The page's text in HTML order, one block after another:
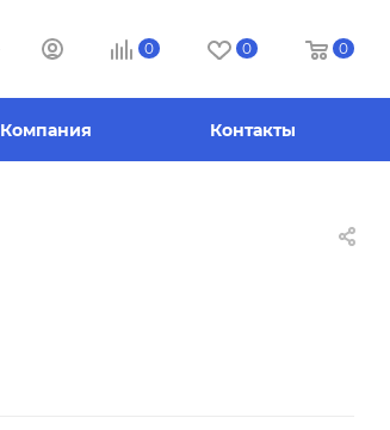
0 0 0
Компания Контакты